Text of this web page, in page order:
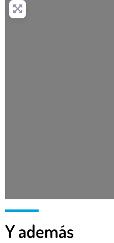
Y además